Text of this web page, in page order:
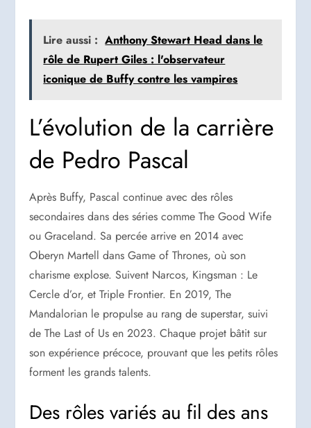
Lire aussi : Anthony Stewart Head dans le
rôle de Rupert Giles : l'observateur
iconique de Buffy contre les vampires
L’évolution de la carrière
de Pedro Pascal
Après Buffy, Pascal continue avec des rôles
secondaires dans des séries comme The Good Wife
ou Graceland. Sa percée arrive en 2014 avec
Oberyn Martell dans Game of Thrones, où son
charisme explose. Suivent Narcos, Kingsman : Le
Cercle d’or, et Triple Frontier. En 2019, The
Mandalorian le propulse au rang de superstar, suivi
de The Last of Us en 2023. Chaque projet bâtit sur
son expérience précoce, prouvant que les petits rôles
forment les grands talents.
Des rôles variés au fil des ans